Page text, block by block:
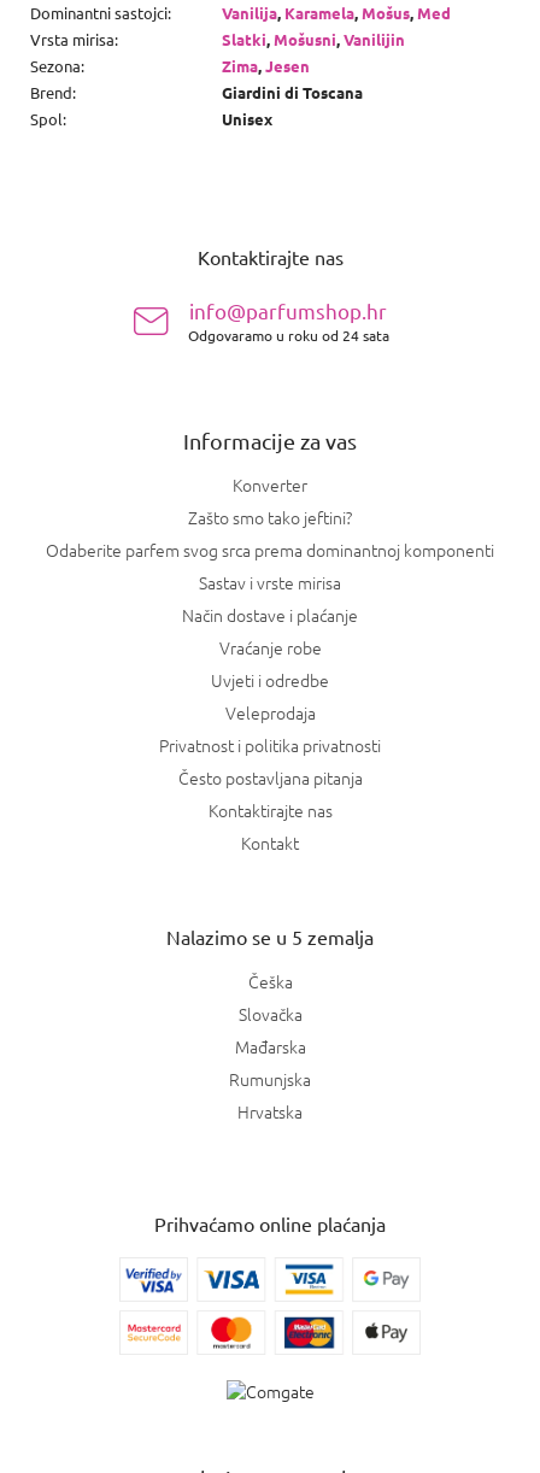
Dominantni sastojci: Vanilija, Karamela,Mošus,Med
Vrsta mirisa: Slatki,Mošusni,Vanilijin
Sezona: Zima,Jesen
Brend:
Giardini di Toscana
Spol: Unisex
Kontaktirajte nas
info@parfumshop.hr
Odgovaramo u roku od 24 sata
Informacije za vas
Konverter
Zašto smo tako jeftini?
Odaberite parfem svog srca prema dominantnoj komponenti
Sastav i vrste mirisa
Način dostave i plaćanje
Vraćanje robe
Uvjeti i odredbe
Veleprodaja
Privatnost i politika privatnosti
Često postavljana pitanja
Kontaktirajte nas
Kontakt
Nalazimo se u 5 zemalja
Češka
Slovačka
Mađarska
Rumunjska
Hrvatska
Prihvaćamo online plaćanja